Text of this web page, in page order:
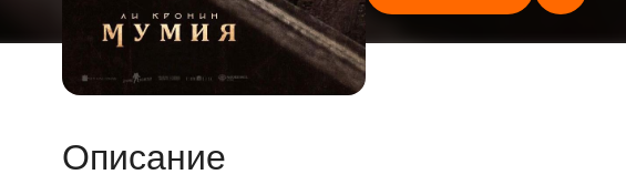
Описание